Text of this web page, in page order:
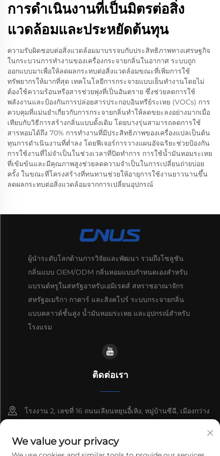
การดำเนินงานที่เป็นมิตรต่อสิ่ง
แวดล้อมและประหยัดต้นทุน
ความรับผิดชอบต่อสิ่งแวดล้อมมาบรรจบกับประสิทธิภาพทางเศรษฐกิจ
ในกระบวนการทำงานของเครื่องกระจายกลิ่นในอากาศ ระบบถูก
ออกแบบมาเพื่อให้ลดผลกระทบต่อสิ่งแวดล้อมขณะที่เพิ่มการใช้
ทรัพยากรให้มากที่สุด เทคโนโลยีการกระจายแบบเย็นทำงานโดยไม่
ต้องใช้ความร้อนหรือสารช่วยพุ่งที่เป็นอันตราย ซึ่งช่วยลดการใช้
พลังงานและป้องกันการปล่อยสารประกอบอินทรีย์ระเหย (VOCs) การ
ควบคุมที่แม่นยำเกี่ยวกับการกระจายกลิ่นทำให้ลดขยะลงอย่างมากเมื่อ
เทียบกับวิธีการสร้างกลิ่นแบบดั้งเดิม โดยบางรุ่นสามารถลดการใช้
สารหอมได้ถึง 70% การทำงานที่มีประสิทธิภาพของเครื่องแปลเป็นต้น
ทุนการดำเนินงานที่ต่ำลง โดยฟีเจอร์การวางแผนอัจฉริยะช่วยป้องกัน
การใช้งานที่ไม่จำเป็นในช่วงเวลาที่ปิดทำการ การใช้น้ำมันหอมระเหย
ที่เข้มข้นและมีคุณภาพสูงช่วยลดความจำเป็นในการเปลี่ยนถ่ายบ่อย
ครั้ง ในขณะที่โครงสร้างที่ทนทานช่วยให้อายุการใช้งานยาวนานขึ้น
ลดผลกระทบต่อสิ่งแวดล้อมจากการเปลี่ยนอุปกรณ์
ผู้นำระดับโลกด้านการวิจัยและพัฒนา รวมถึงโซลูชัน
กลิ่นแบบ OEM/ODM กลิ่นหอมแบบกำหนดเองสำหรับ
แบรนด์หรูในสหรัฐอาหรับเอมิเรตส์ สหราชอาณาจักร
สหรัฐอเมริกา กาตาร์ และสิงคโปร์ ระบบกระจายกลิ่น
แบบคลาวด์ชั้นสูง น้ำมันหอมระเหย และอุปกรณ์สำหรับ
โรงแรม
ติดต่อเรา
โรงงาน 2, เลขที่ 16 ถนนเลียนหยุนอี้เหิง, หมู่บ้านซีฉี, เมืองกว่าง
+86-13192436782
We value your privacy